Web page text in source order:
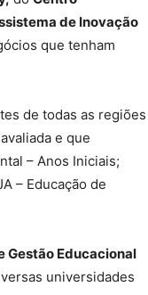
de Inovação
que tenham
de todas as regiões
e que
– Anos Iniciais;
– Educação de
Gestão Educacional
universidades